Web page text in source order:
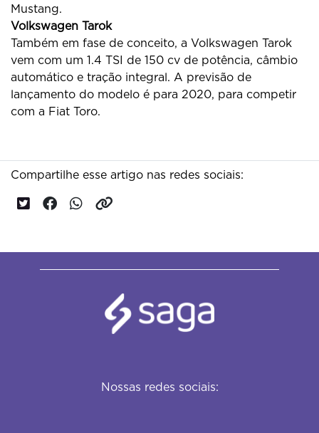
Mustang.
Volkswagen Tarok
Também em fase de conceito, a Volkswagen Tarok
vem com um 1.4 TSI de 150 cv de potência, câmbio
automático e tração integral. A previsão de
lançamento do modelo é para 2020, para competir
com a Fiat Toro.
Compartilhe esse artigo nas redes sociais:
Nossas redes sociais: